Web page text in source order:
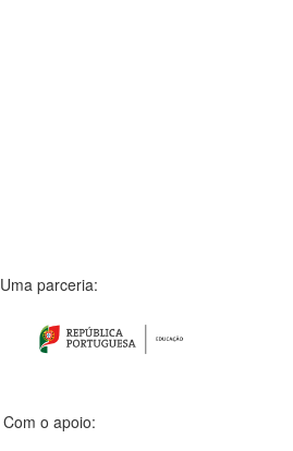
Uma parceria:
Com o apoio: